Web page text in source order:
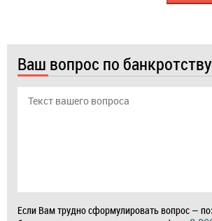
Ваш вопрос по
Если Вам трудно сформулировать вопрос —